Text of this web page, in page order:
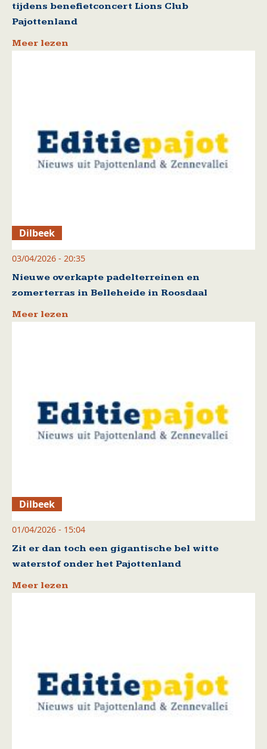
tijdens benefietconcert Lions Club
Pajottenland
Meer lezen
Dilbeek
03/04/2026 - 20:35
Nieuwe overkapte padelterreinen en
zomerterras in Belleheide in Roosdaal
Meer lezen
Dilbeek
01/04/2026 - 15:04
Zit er dan toch een gigantische bel witte
waterstof onder het Pajottenland
Meer lezen